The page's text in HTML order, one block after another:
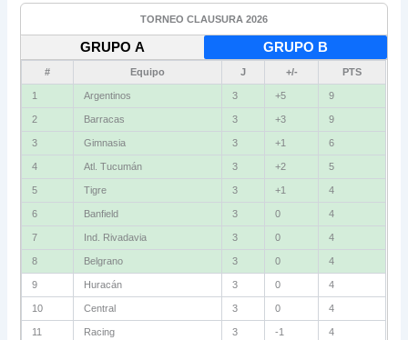
TORNEO CLAUSURA 2026
GRUPO A GRUPO B
# Equipo J +/- PTS
1 Argentinos 3 +5 9
2 Barracas 3 +3 9
3 Gimnasia 3 +1 6
4 Atl. Tucumán 3 +2 5
5 Tigre 3 +1 4
6 Banfield 3 0 4
7 Ind. Rivadavia 3 0 4
8 Belgrano 3 0 4
9 Huracán 3 0 4
10 Central 3 0 4
11 Racing 3 -1 4